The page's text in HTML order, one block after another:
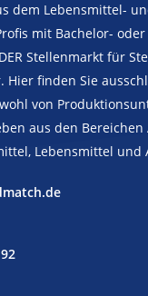
dem Lebensmittel-
mit Bachelor-
Stellenmarkt für
Hier finden Sie
von
aus den Bereichen
Lebensmittel und